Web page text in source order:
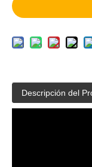
Descripción del